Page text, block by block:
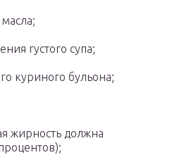
густого супа;
куриного бульона;
жирность должна